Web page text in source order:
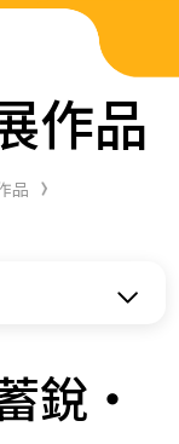
作品
品
銳‧